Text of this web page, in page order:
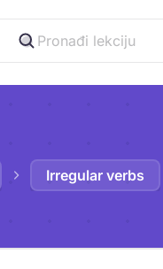
Irregular verbs